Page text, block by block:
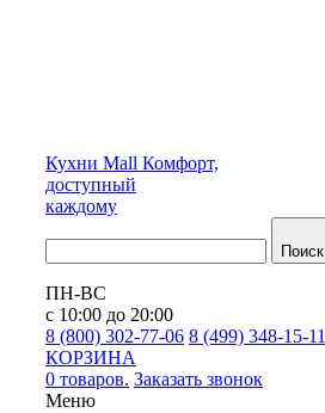
Кухни Mall Комфорт,
доступный
каждому
Поиск
ПН-ВС
с 10:00 до 20:00
8 (800) 302-77-06 8 (499) 348-15-11
КОРЗИНА
0 товаров. Заказать звонок
Меню